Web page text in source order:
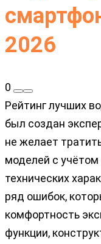
2026
0
Рейтинг лучших
был создан
не желает
моделей с учётом
технических
ряд ошибок,
комфортность
функции,